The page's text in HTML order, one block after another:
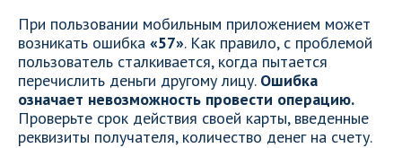
При пользовании мобильным приложением может
возникать ошибка «57». Как правило, с проблемой
пользователь сталкивается, когда пытается
перечислить деньги другому лицу. Ошибка
означает невозможность провести операцию.
Проверьте срок действия своей карты, введенные
реквизиты получателя, количество денег на счету.